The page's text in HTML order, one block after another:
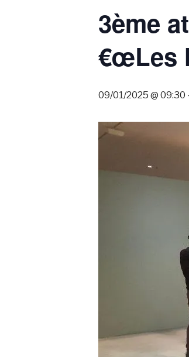
3ème
€œLes
09/01/2025 @ 09:30